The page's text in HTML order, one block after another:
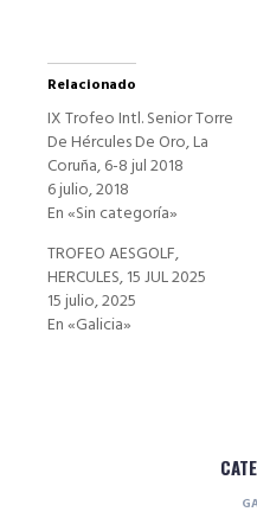
Relacionado
IX Trofeo Intl. Senior Torre
De Hércules De Oro, La
Coruña, 6-8 jul 2018
6 julio, 2018
En «Sin categoría»
TROFEO AESGOLF,
HERCULES, 15 JUL 2025
15 julio, 2025
En «Galicia»